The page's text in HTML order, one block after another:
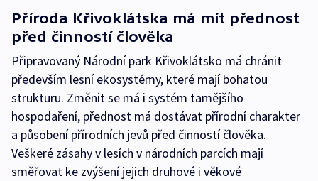
Příroda Křivoklátska má mít přednost
před činností člověka
Připravovaný Národní park Křivoklátsko má chránit
především lesní ekosystémy, které mají bohatou
strukturu. Změnit se má i systém tamějšího
hospodaření, přednost má dostávat přírodní charakter
a působení přírodních jevů před činností člověka.
Veškeré zásahy v lesích v národních parcích mají
směřovat ke zvýšení jejich druhové i věkové